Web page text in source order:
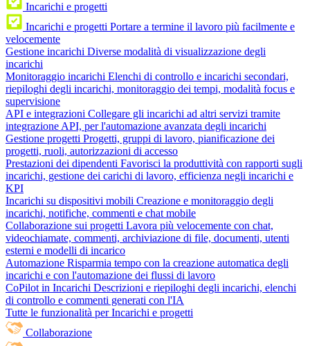
Incarichi e progetti
Incarichi e progetti Portare a termine il lavoro più facilmente e
velocemente
Gestione incarichi Diverse modalità di visualizzazione degli
incarichi
Monitoraggio incarichi Elenchi di controllo e incarichi secondari,
riepiloghi degli incarichi, monitoraggio dei tempi, modalità focus e
supervisione
API e integrazioni Collegare gli incarichi ad altri servizi tramite
integrazione API, per l'automazione avanzata degli incarichi
Gestione progetti Progetti, gruppi di lavoro, pianificazione dei
progetti, ruoli, autorizzazioni di accesso
Prestazioni dei dipendenti Favorisci la produttività con rapporti sugli
incarichi, gestione dei carichi di lavoro, efficienza negli incarichi e
KPI
Incarichi su dispositivi mobili Creazione e monitoraggio degli
incarichi, notifiche, commenti e chat mobile
Collaborazione sui progetti Lavora più velocemente con chat,
videochiamate, commenti, archiviazione di file, documenti, utenti
esterni e modelli di incarico
Automazione Risparmia tempo con la creazione automatica degli
incarichi e con l'automazione dei flussi di lavoro
CoPilot in Incarichi Descrizioni e riepiloghi degli incarichi, elenchi
di controllo e commenti generati con l'IA
Tutte le funzionalità per Incarichi e progetti
Collaborazione